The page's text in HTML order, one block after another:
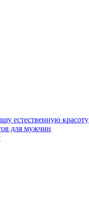
естественную красоту
для мужчин